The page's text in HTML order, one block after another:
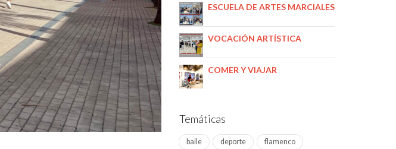
ESCUELA DE ARTES MARCIALES
VOCACIÓN ARTÍSTICA
COMER Y VIAJAR
Temáticas
baile deporte flamenco